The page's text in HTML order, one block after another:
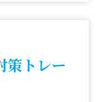
策トレー